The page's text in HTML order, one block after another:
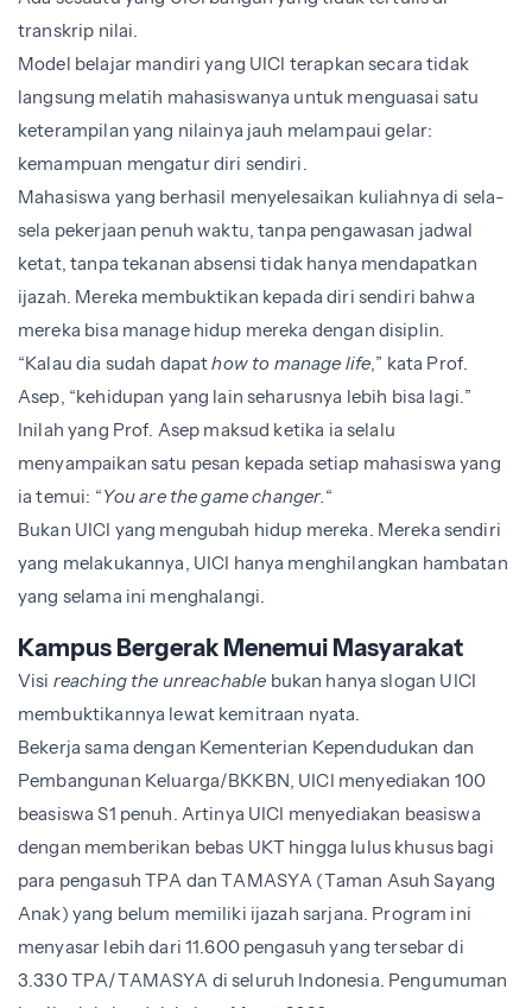
transkrip nilai.
Model belajar mandiri yang UICI terapkan secara tidak
langsung melatih mahasiswanya untuk menguasai satu
keterampilan yang nilainya jauh melampaui gelar:
kemampuan mengatur diri sendiri.
Mahasiswa yang berhasil menyelesaikan kuliahnya di sela-
sela pekerjaan penuh waktu, tanpa pengawasan jadwal
ketat, tanpa tekanan absensi tidak hanya mendapatkan
ijazah. Mereka membuktikan kepada diri sendiri bahwa
mereka bisa manage hidup mereka dengan disiplin.
“Kalau dia sudah dapathow to manage life ,” kata Prof.
Asep, “kehidupan yang lain seharusnya lebih bisa lagi.”
Inilah yang Prof. Asep maksud ketika ia selalu
menyampaikan satu pesan kepada setiap mahasiswa yang
ia temui: “You are the game changer. “
Bukan UICI yang mengubah hidup mereka. Mereka sendiri
yang melakukannya, UICI hanya menghilangkan hambatan
yang selama ini menghalangi.
Kampus Bergerak Menemui Masyarakat
Visi reaching the unreachable bukan hanya slogan UICI
membuktikannya lewat kemitraan nyata.
Bekerja sama dengan Kementerian Kependudukan dan
Pembangunan Keluarga/BKKBN, UICI menyediakan 100
beasiswa S1 penuh. Artinya UICI menyediakan beasiswa
dengan memberikan bebas UKT hingga lulus khusus bagi
para pengasuh TPA dan TAMASYA (Taman Asuh Sayang
Anak) yang belum memiliki ijazah sarjana. Program ini
menyasar lebih dari 11.600 pengasuh yang tersebar di
3.330 TPA/TAMASYA di seluruh Indonesia. Pengumuman